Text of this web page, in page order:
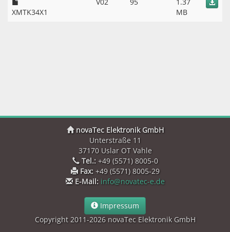
XMTK34X1
MB
novaTec Elektronik GmbH
Unterstraße 11
37170 Uslar OT Vahle
Tel.:+49 (5571) 8005-0
Fax:+49 (5571) 8005-29
E-Mail: info@novatec-e.de
Impressum
Copyright 2011-2026 novaTec Elektronik GmbH